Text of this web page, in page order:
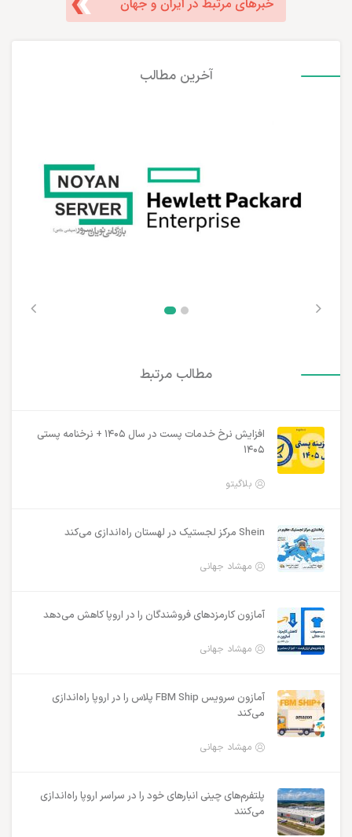
آخرین مطالب
مطالب مرتبط
افزایش نرخ خدمات پست در سال ۱۴۰۵ + نرخنامه پستی
۱۴۰۵
بلاگیتو
Shein مرکز لجستیک در لهستان راه‌اندازی می‌کند
مهشاد جهانی
آمازون کارمزدهای فروشندگان را در اروپا کاهش می‌دهد
مهشاد جهانی
آمازون سرویس FBM Ship پلاس را در اروپا راه‌اندازی
می‌کند
مهشاد جهانی
پلتفرم‌های چینی انبارهای خود را در سراسر اروپا راه‌اندازی
می‌کنند